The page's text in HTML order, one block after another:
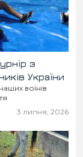
з
України
воїнів
3 липня, 2026